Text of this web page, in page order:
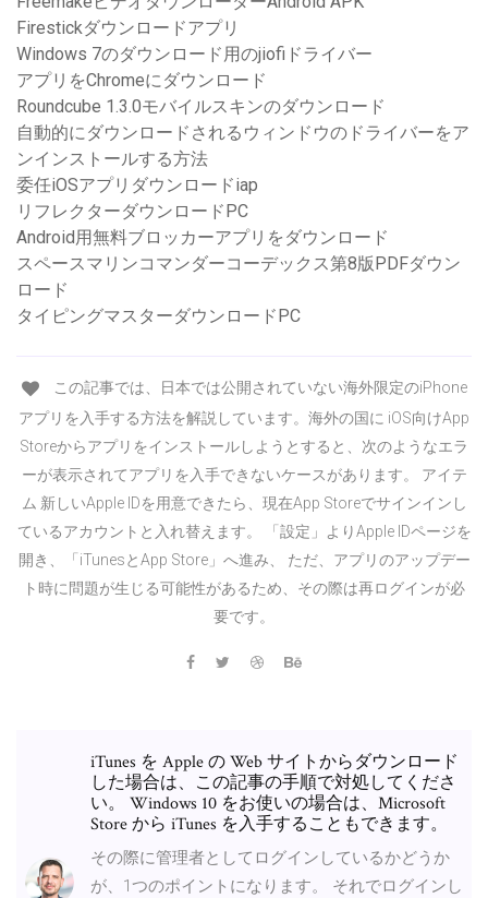
Firestickダウンロードアプリ
Windows 7のダウンロード用のjiofiドライバー
アプリをChromeにダウンロード
Roundcube 1.3.0モバイルスキンのダウンロード
自動的にダウンロードされるウィンドウのドライバーをア
ンインストールする方法
委任iOSアプリダウンロードiap
リフレクターダウンロードPC
Android用無料ブロッカーアプリをダウンロード
スペースマリンコマンダーコーデックス第8版PDFダウン
ロード
タイピングマスターダウンロードPC
この記事では、日本では公開されていない海外限定のiPhone
アプリを入手する方法を解説しています。海外の国に iOS向けApp
Storeからアプリをインストールしようとすると、次のようなエラ
ーが表示されてアプリを入手できないケースがあります。 アイテ
ム 新しいApple IDを用意できたら、現在App Storeでサインインし
ているアカウントと入れ替えます。 「設定」よりApple IDページを
開き、「iTunesとApp Store」へ進み、 ただ、アプリのアップデー
ト時に問題が生じる可能性があるため、その際は再ログインが必
要です。
iTunes を Apple の Web サイトからダウンロード
した場合は、この記事の手順で対処してくださ
い。 Windows 10 をお使いの場合は、Microsoft
Store から iTunes を入手することもできます。
その際に管理者としてログインしているかどうか
が、1つのポイントになります。 それでログインし